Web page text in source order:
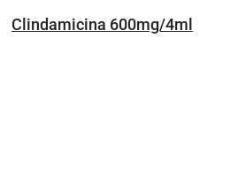
Clindamicina 600mg/4ml